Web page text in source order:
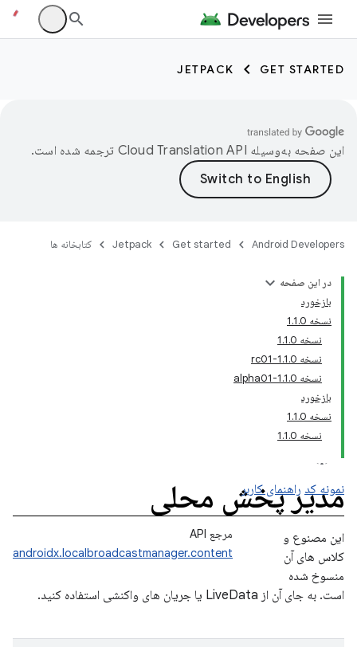
GET STARTED
JETPACK
این صفحه به‌وسیله ترجمه شده است.
Android Developers
Get started
Jetpack کتابخانه ها
در این صفحه
بازخورد
نسخه 1.1.0
نسخه 1.1.0
نسخه 1.1.0-rc01
نسخه 1.1.0-alpha01
بازخورد
نسخه 1.1.0
نسخه 1.1.0
مدیر پخش محلی
نمونه کد راهنمای کاربر
مرجع API
androidx.localbroadcastmanager.content
این مصنوع و
کلاس های آن
منسوخ شده
است. به جای آن از LiveData یا جریان های واکنشی استفاده کنید.